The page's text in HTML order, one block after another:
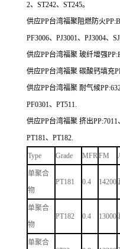
2、ST242、ST245。
供应PP台湾福聚阻燃防火
PF3006、PJ3001、PJ3004、
供应PP台湾福聚 玻纤增强
供应PP台湾福聚 碳酸钙填充
供应PP台湾福聚 耐气候
PF0301、PT511.
供应PP台湾福聚 挤出PP:7011
PT181、PT182.
Type Grade MFRFM
单聚合
物
PT181 0.4 14200
单聚合
物
PT182 0.4 13000
单聚合